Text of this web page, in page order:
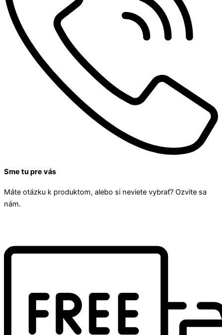
Sme tu pre vás
Máte otázku k produktom, alebo si neviete vybrať? Ozvite sa
nám.